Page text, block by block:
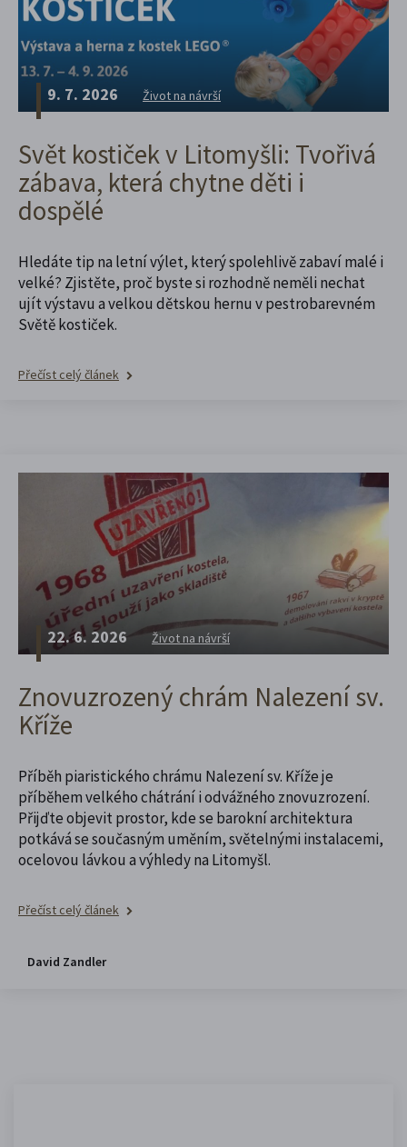
9. 7. 2026 Život na návrší
Svět kostiček v Litomyšli: Tvořivá
zábava, která chytne děti i
dospělé
Hledáte tip na letní výlet, který spolehlivě zabaví malé i
velké? Zjistěte, proč byste si rozhodně neměli nechat
ujít výstavu a velkou dětskou hernu v pestrobarevném
Světě kostiček.
Přečíst celý článek
22. 6. 2026 Život na návrší
Znovuzrozený chrám Nalezení sv.
Kříže
Příběh piaristického chrámu Nalezení sv. Kříže je
příběhem velkého chátrání i odvážného znovuzrození.
Přijďte objevit prostor, kde se barokní architektura
potkává se současným uměním, světelnými instalacemi,
ocelovou lávkou a výhledy na Litomyšl.
Přečíst celý článek
David Zandler